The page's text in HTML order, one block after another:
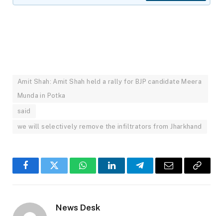
Amit Shah: Amit Shah held a rally for BJP candidate Meera
Munda in Potka
said
we will selectively remove the infiltrators from Jharkhand
FacebookTwitter WhatsAppLinkedInTelegramEmail
Copy
News Desk